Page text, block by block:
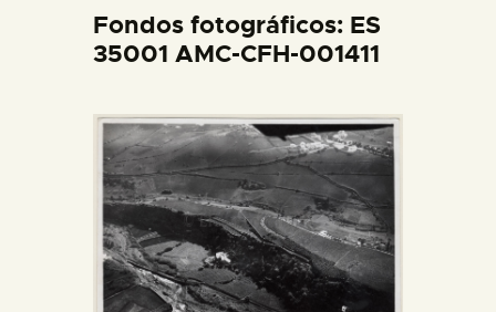
DIDÁCTICA
PREPARAR LA VISITA
ACTIVIDADES
█
Fondos fotográficos: ES
35001 AMC-CFH-001411